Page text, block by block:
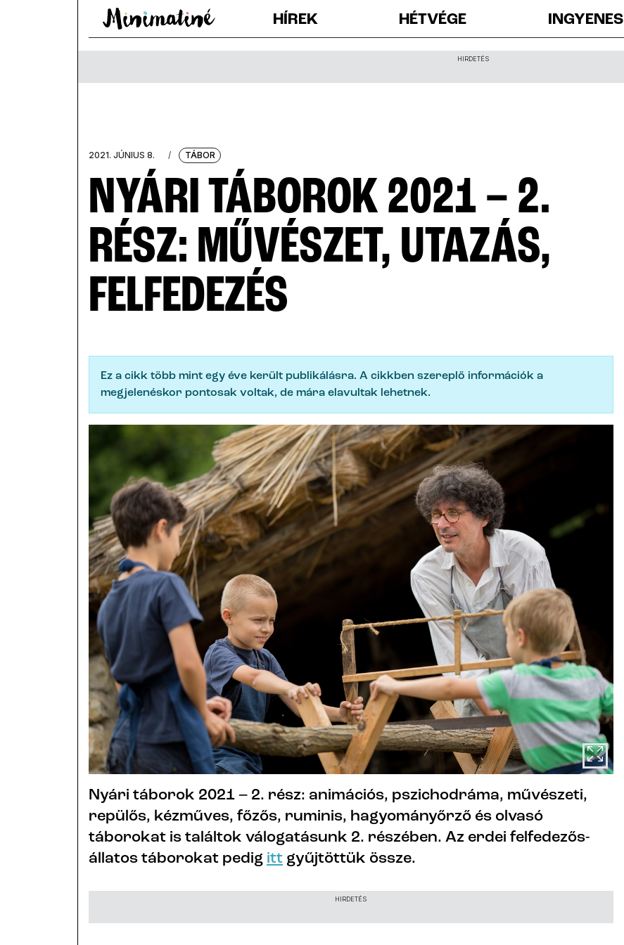
HÍREK HÉTVÉGE INGYENES
HIRDETÉS
2021. JÚNIUS 8. / TÁBOR
NYÁRI TÁBOROK 2021 – 2.
RÉSZ: MŰVÉSZET, UTAZÁS,
FELFEDEZÉS
Ez a cikk több mint egy éve került publikálásra. A cikkben szereplő információk a
megjelenéskor pontosak voltak, de mára elavultak lehetnek.
Nyári táborok 2021 – 2. rész: animációs, pszichodráma, művészeti,
repülős, kézműves, főzős, ruminis, hagyományőrző és olvasó
táborokat is találtok válogatásunk 2. részében. Az erdei felfedezős-
állatos táborokat pedig itt gyűjtöttük össze.
HIRDETÉS